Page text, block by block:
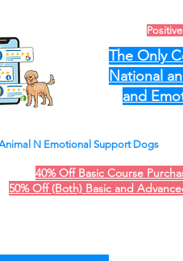
The Only
National
and
N Emotional Support Dogs
40% Off Basic Course
50% Off (Both) Basic and